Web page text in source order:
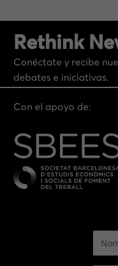
Rethink
Conéctate y recibe
debates e iniciativas.
Con el apoyo de: